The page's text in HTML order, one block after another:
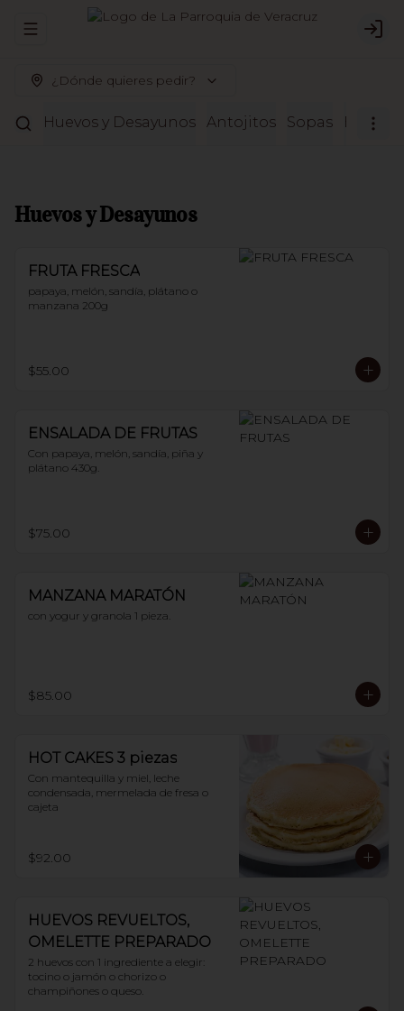
Abrir menu de navegación
¿Dónde quieres pedir?
Huevos y Desayunos Antojitos Sopas
Huevos y Desayunos
FRUTA FRESCA
papaya, melón, sandía, plátano o
manzana 200g
$55.00
ENSALADA DE FRUTAS
Con papaya, melón, sandía, piña y
plátano 430g.
$75.00
MANZANA MARATÓN
con yogur y granola 1 pieza.
$85.00
HOT CAKES 3 piezas
Con mantequilla y miel, leche
condensada, mermelada de fresa o
cajeta
$92.00
HUEVOS REVUELTOS,
OMELETTE PREPARADO
2 huevos con 1 ingrediente a elegir:
tocino o jamón o chorizo o
champiñones o queso.